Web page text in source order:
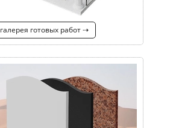
галерея готовых работ ⇢